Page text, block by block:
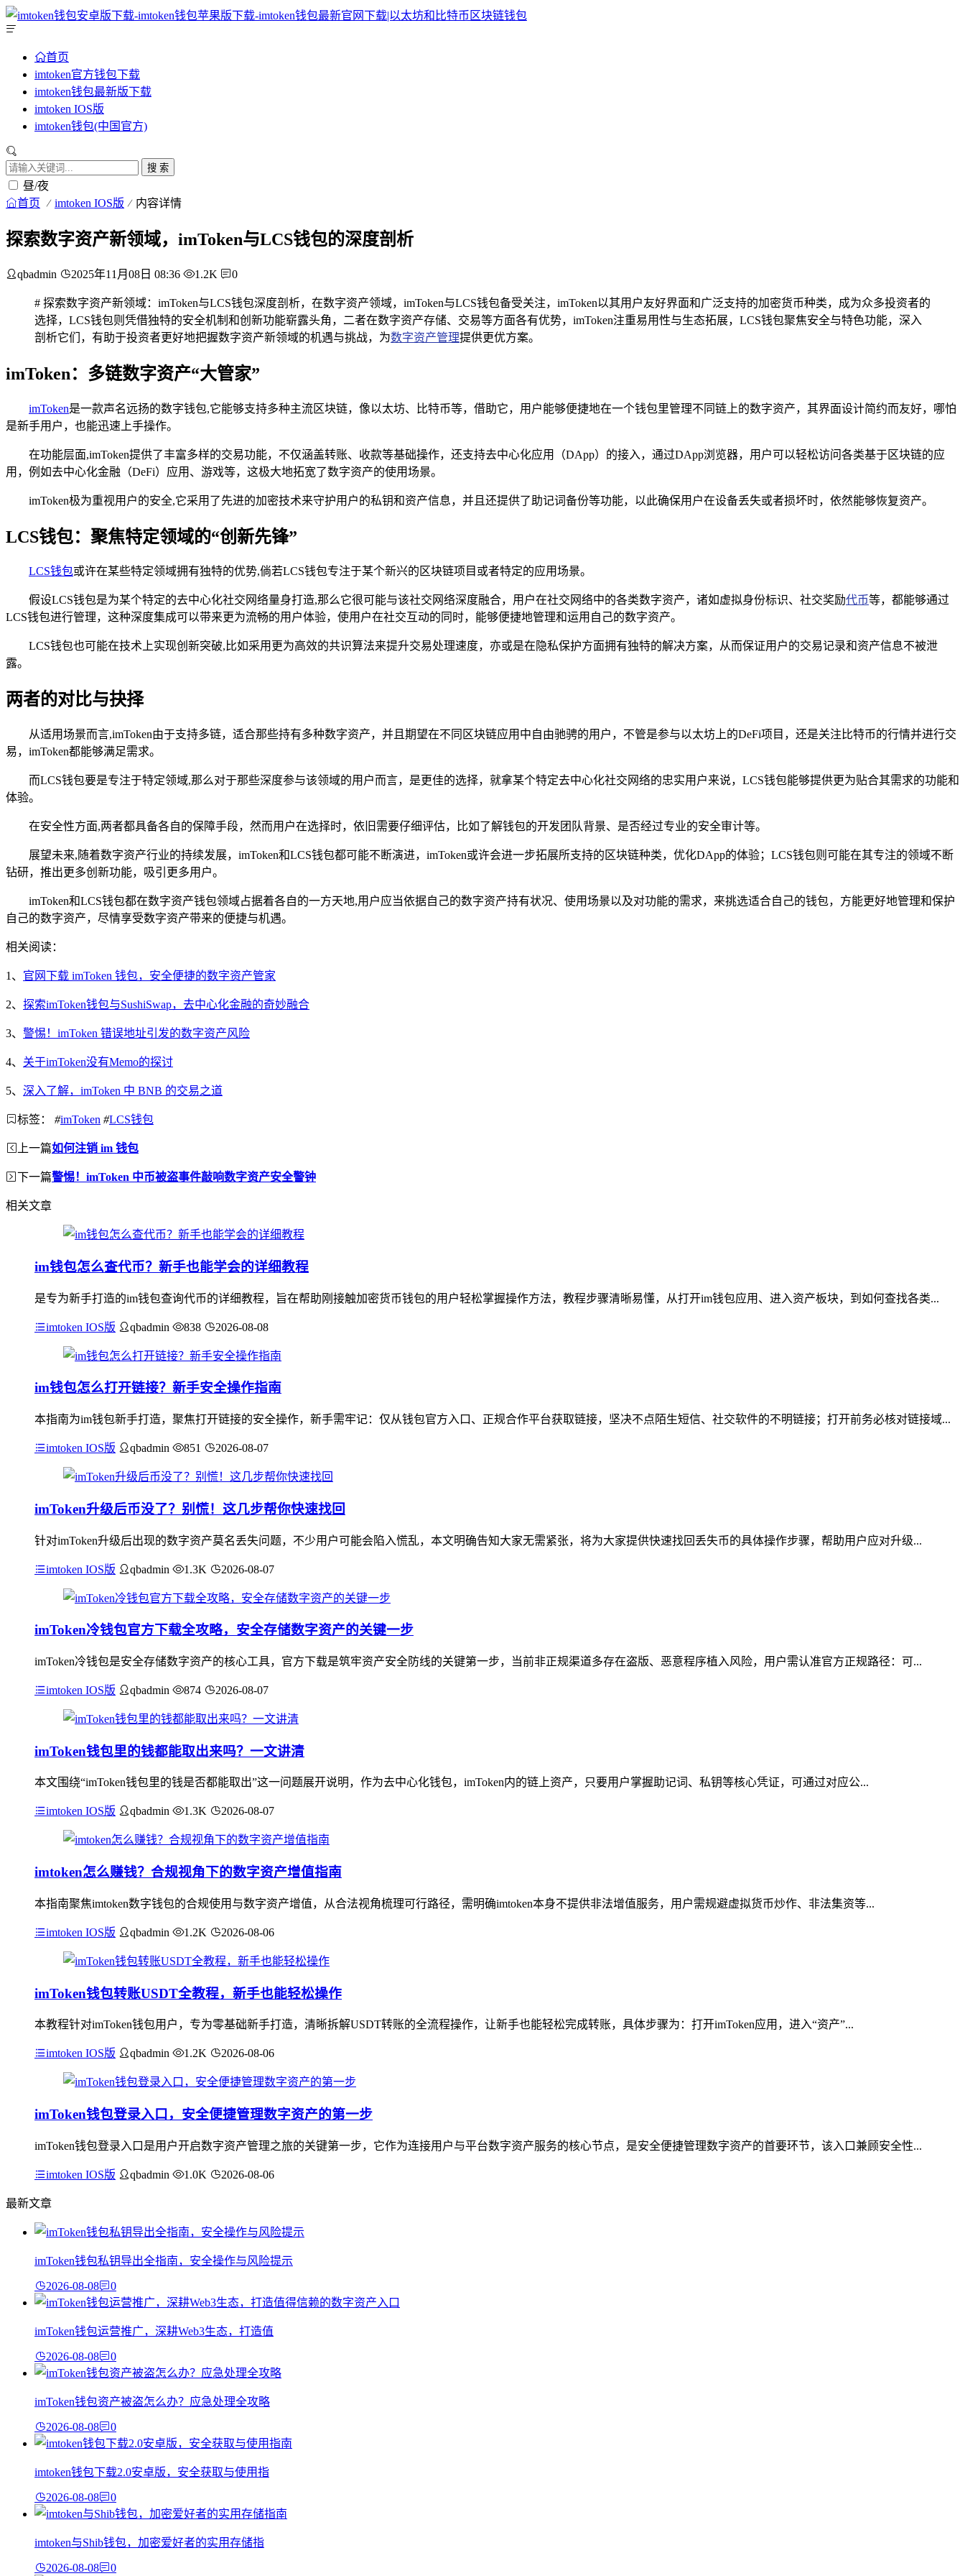
首页
imtoken官方钱包下载
imtoken钱包最新版下载
imtoken IOS版
imtoken钱包(中国官方)
搜 索
昼/夜
首页 imtoken IOS版 内容详情
探索数字资产新领域，imToken与LCS钱包的深度剖析
qbadmin 2025年11月08日 08:36 1.2K 0
# 探索数字资产新领域：imToken与LCS钱包深度剖析，在数字资产领域，imToken与LCS钱包备受关注，imToken以其用户友好界面和广泛支持的加密货币种类，成为众多投资者的
选择，LCS钱包则凭借独特的安全机制和创新功能崭露头角，二者在数字资产存储、交易等方面各有优势，imToken注重易用性与生态拓展，LCS钱包聚焦安全与特色功能，深入
剖析它们，有助于投资者更好地把握数字资产新领域的机遇与挑战，为数字资产管理提供更优方案。
imToken：多链数字资产“大管家”
imToken是一款声名远扬的数字钱包,它能够支持多种主流区块链，像以太坊、比特币等，借助它，用户能够便捷地在一个钱包里管理不同链上的数字资产，其界面设计简约而友好，哪怕
是新手用户，也能迅速上手操作。
在功能层面,imToken提供了丰富多样的交易功能，不仅涵盖转账、收款等基础操作，还支持去中心化应用（DApp）的接入，通过DApp浏览器，用户可以轻松访问各类基于区块链的应
用，例如去中心化金融（DeFi）应用、游戏等，这极大地拓宽了数字资产的使用场景。
imToken极为重视用户的安全,它采用了先进的加密技术来守护用户的私钥和资产信息，并且还提供了助记词备份等功能，以此确保用户在设备丢失或者损坏时，依然能够恢复资产。
LCS钱包：聚焦特定领域的“创新先锋”
LCS钱包或许在某些特定领域拥有独特的优势,倘若LCS钱包专注于某个新兴的区块链项目或者特定的应用场景。
假设LCS钱包是为某个特定的去中心化社交网络量身打造,那么它很可能与该社交网络深度融合，用户在社交网络中的各类数字资产，诸如虚拟身份标识、社交奖励代币等，都能够通过
LCS钱包进行管理，这种深度集成可以带来更为流畅的用户体验，使用户在社交互动的同时，能够便捷地管理和运用自己的数字资产。
LCS钱包也可能在技术上实现创新突破,比如采用更为高效的共识算法来提升交易处理速度，亦或是在隐私保护方面拥有独特的解决方案，从而保证用户的交易记录和资产信息不被泄
露。
两者的对比与抉择
从适用场景而言,imToken由于支持多链，适合那些持有多种数字资产，并且期望在不同区块链应用中自由驰骋的用户，不管是参与以太坊上的DeFi项目，还是关注比特币的行情并进行交
易，imToken都能够满足需求。
而LCS钱包要是专注于特定领域,那么对于那些深度参与该领域的用户而言，是更佳的选择，就拿某个特定去中心化社交网络的忠实用户来说，LCS钱包能够提供更为贴合其需求的功能和
体验。
在安全性方面,两者都具备各自的保障手段，然而用户在选择时，依旧需要仔细评估，比如了解钱包的开发团队背景、是否经过专业的安全审计等。
展望未来,随着数字资产行业的持续发展，imToken和LCS钱包都可能不断演进，imToken或许会进一步拓展所支持的区块链种类，优化DApp的体验；LCS钱包则可能在其专注的领域不断
钻研，推出更多创新功能，吸引更多用户。
imToken和LCS钱包都在数字资产钱包领域占据着各自的一方天地,用户应当依据自己的数字资产持有状况、使用场景以及对功能的需求，来挑选适合自己的钱包，方能更好地管理和保护
自己的数字资产，尽情享受数字资产带来的便捷与机遇。
相关阅读：
1、 官网下载 imToken 钱包，安全便捷的数字资产管家
2、 探索imToken钱包与SushiSwap，去中心化金融的奇妙融合
3、 警惕！imToken 错误地址引发的数字资产风险
4、 关于imToken没有Memo的探讨
5、 深入了解，imToken 中 BNB 的交易之道
标签： #imToken #LCS钱包
上一篇如何注销 im 钱包
下一篇警惕！imToken 中币被盗事件敲响数字资产安全警钟
相关文章
im钱包怎么查代币？新手也能学会的详细教程
是专为新手打造的im钱包查询代币的详细教程，旨在帮助刚接触加密货币钱包的用户轻松掌握操作方法，教程步骤清晰易懂，从打开im钱包应用、进入资产板块，到如何查找各类...
imtoken IOS版 qbadmin 838 2026-08-08
im钱包怎么打开链接？新手安全操作指南
本指南为im钱包新手打造，聚焦打开链接的安全操作，新手需牢记：仅从钱包官方入口、正规合作平台获取链接，坚决不点陌生短信、社交软件的不明链接；打开前务必核对链接域...
imtoken IOS版 qbadmin 851 2026-08-07
imToken升级后币没了？别慌！这几步帮你快速找回
针对imToken升级后出现的数字资产莫名丢失问题，不少用户可能会陷入慌乱，本文明确告知大家无需紧张，将为大家提供快速找回丢失币的具体操作步骤，帮助用户应对升级...
imtoken IOS版 qbadmin 1.3K 2026-08-07
imToken冷钱包官方下载全攻略，安全存储数字资产的关键一步
imToken冷钱包是安全存储数字资产的核心工具，官方下载是筑牢资产安全防线的关键第一步，当前非正规渠道多存在盗版、恶意程序植入风险，用户需认准官方正规路径：可...
imtoken IOS版 qbadmin 874 2026-08-07
imToken钱包里的钱都能取出来吗？一文讲清
本文围绕“imToken钱包里的钱是否都能取出”这一问题展开说明，作为去中心化钱包，imToken内的链上资产，只要用户掌握助记词、私钥等核心凭证，可通过对应公...
imtoken IOS版 qbadmin 1.3K 2026-08-07
imtoken怎么赚钱？合规视角下的数字资产增值指南
本指南聚焦imtoken数字钱包的合规使用与数字资产增值，从合法视角梳理可行路径，需明确imtoken本身不提供非法增值服务，用户需规避虚拟货币炒作、非法集资等...
imtoken IOS版 qbadmin 1.2K 2026-08-06
imToken钱包转账USDT全教程，新手也能轻松操作
本教程针对imToken钱包用户，专为零基础新手打造，清晰拆解USDT转账的全流程操作，让新手也能轻松完成转账，具体步骤为：打开imToken应用，进入“资产”...
imtoken IOS版 qbadmin 1.2K 2026-08-06
imToken钱包登录入口，安全便捷管理数字资产的第一步
imToken钱包登录入口是用户开启数字资产管理之旅的关键第一步，它作为连接用户与平台数字资产服务的核心节点，是安全便捷管理数字资产的首要环节，该入口兼顾安全性...
imtoken IOS版 qbadmin 1.0K 2026-08-06
最新文章
imToken钱包私钥导出全指南，安全操作与风险提示
2026-08-08 0
imToken钱包运营推广，深耕Web3生态，打造值
2026-08-08 0
imToken钱包资产被盗怎么办？应急处理全攻略
2026-08-08 0
imtoken钱包下载2.0安卓版，安全获取与使用指
2026-08-08 0
imtoken与Shib钱包，加密爱好者的实用存储指
2026-08-08 0